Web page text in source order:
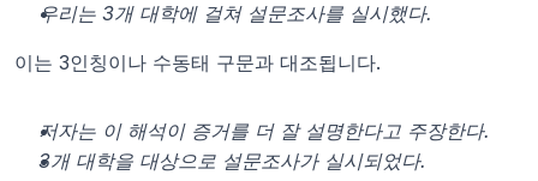
우리는 3개 대학에 걸쳐 설문조사를 실시했다.
이는 3인칭이나 수동태 구문과 대조됩니다.
저자는 이 해석이 증거를 더 잘 설명한다고 주장한다.
3개 대학을 대상으로 설문조사가 실시되었다.